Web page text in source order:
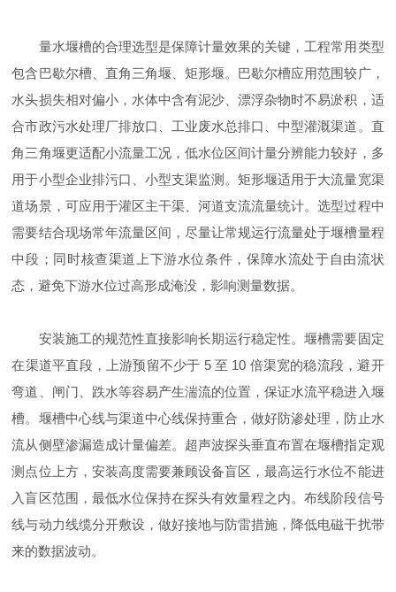
量水堰槽的合理选型是保障计量效果的关键，工程常用类型
包含巴歇尔槽、直角三角堰、矩形堰。巴歇尔槽应用范围较广，
水头损失相对偏小，水体中含有泥沙、漂浮杂物时不易淤积，适
合市政污水处理厂排放口、工业废水总排口、中型灌溉渠道。直
角三角堰更适配小流量工况，低水位区间计量分辨能力较好，多
用于小型企业排污口、小型支渠监测。矩形堰适用于大流量宽渠
道场景，可应用于灌区主干渠、河道支流流量统计。选型过程中
需要结合现场常年流量区间，尽量让常规运行流量处于堰槽量程
中段；同时核查渠道上下游水位条件，保障水流处于自由流状
态，避免下游水位过高形成淹没，影响测量数据。
安装施工的规范性直接影响长期运行稳定性。堰槽需要固定
在渠道平直段，上游预留不少于 5 至 10 倍渠宽的稳流段，避开
弯道、闸门、跌水等容易产生湍流的位置，保证水流平稳进入堰
槽。堰槽中心线与渠道中心线保持重合，做好防渗处理，防止水
流从侧壁渗漏造成计量偏差。超声波探头垂直布置在堰槽指定观
测点位上方，安装高度需要兼顾设备盲区，最高运行水位不能进
入盲区范围，最低水位保持在探头有效量程之内。布线阶段信号
线与动力线缆分开敷设，做好接地与防雷措施，降低电磁干扰带
来的数据波动。